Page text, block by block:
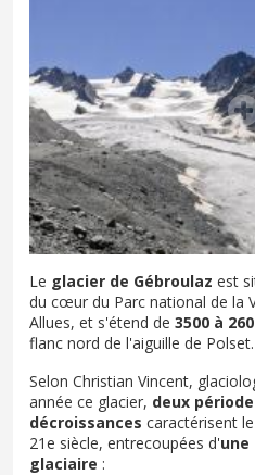
Le glacier de Gébroulaz est
du cœur du Parc national de la
Allues, et s'étend de 3500 à
flanc nord de l'aiguille de Polset.
Selon Christian Vincent,
année ce glacier, deux
décroissances caractérisent
21e siècle, entrecoupées d'une
glaciaire :